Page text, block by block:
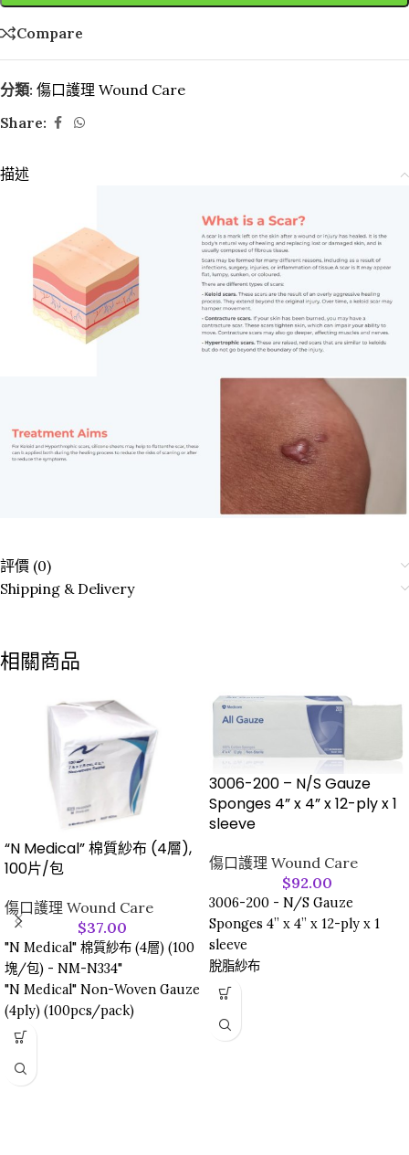
Compare
分類: 傷口護理 Wound Care
Share:
描述
評價 (0)
Shipping & Delivery
相關商品
“N Medical” 棉質紗布 (4層),
100片/包
傷口護理 Wound Care
$37.00
"N Medical" 棉質紗布 (4層) (100
塊/包) - NM-N334"
"N Medical" Non-Woven Gauze
(4ply) (100pcs/pack)
質料:無紡布
3006-200 – N/S Gauze
Sponges 4” x 4” x 12-ply x 1
sleeve
傷口護理 Wound Care
$92.00
3006-200 - N/S Gauze
Sponges 4” x 4” x 12-ply x 1
sleeve
脫脂紗布